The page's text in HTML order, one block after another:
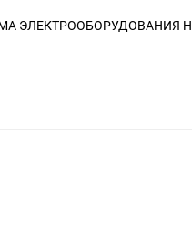
ЭЛЕКТРООБОРУДОВАНИЯ НА